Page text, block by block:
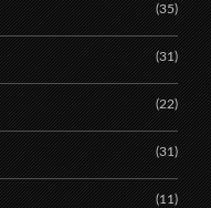
(35)
(31)
(22)
(31)
(11)